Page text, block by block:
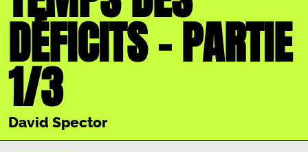
DÉFICITS – PARTIE
1/3
David Spector